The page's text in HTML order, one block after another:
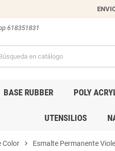
618351831
BASE RUBBER POLY
UTENSILIOS
Color chevron_right Esmalte Permanente